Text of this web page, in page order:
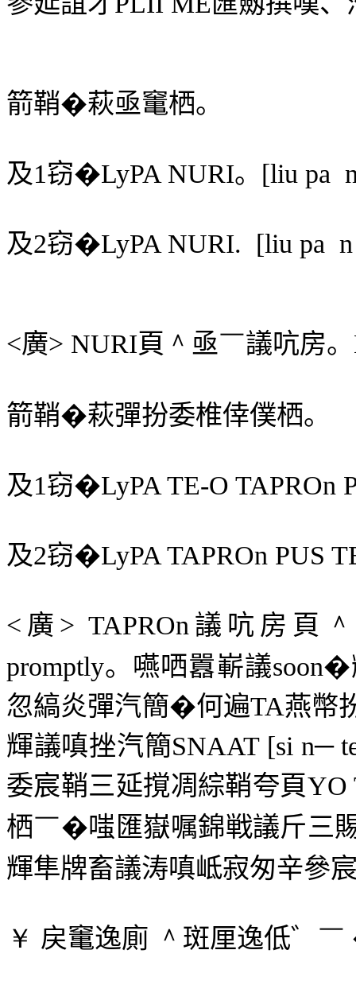
箭鞘�萩亟竃栖。
及1窃�LyPA NURI。 [liu pa
及2窃�LyPA NURI. [liu pa
<廣> NURI頁 ＾ 亟￣議吭房。
箭鞘�萩彈扮委椎倖僕栖。
及1窃�LyPA TE-O TAPROn
及2窃�LyPA TAPROn PUS
< 廣 > TAPROn 議吭房頁
promptly。嚥哂囂嶄議soon�
忽縞炎彈汽簡�何遍TA燕幣
輝議嗔挫汽簡SNAAT [si n─
委宸鞘三延撹凋綜鞘夸頁YO
栖￣�嗤匯嶽嘱錦戦議斤三
輝隼牌畜議涛嗔岻寂匆辛參
￥ 戻竃逸廁 ＾ 斑厘逸低゛ ￣